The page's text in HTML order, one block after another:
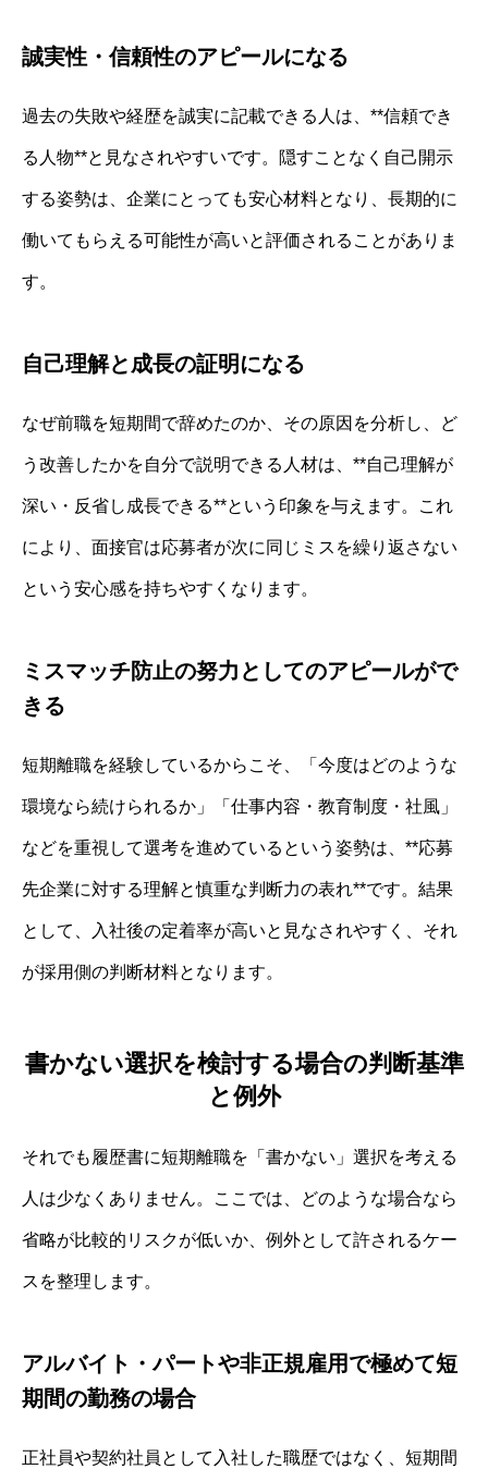
誠実性・信頼性のアピールになる
過去の失敗や経歴を誠実に記載できる人は、**信頼でき
る人物**と見なされやすいです。隠すことなく自己開示
する姿勢は、企業にとっても安心材料となり、長期的に
働いてもらえる可能性が高いと評価されることがありま
す。
自己理解と成長の証明になる
なぜ前職を短期間で辞めたのか、その原因を分析し、ど
う改善したかを自分で説明できる人材は、**自己理解が
深い・反省し成長できる**という印象を与えます。これ
により、面接官は応募者が次に同じミスを繰り返さない
という安心感を持ちやすくなります。
ミスマッチ防止の努力としてのアピールがで
きる
短期離職を経験しているからこそ、「今度はどのような
環境なら続けられるか」「仕事内容・教育制度・社風」
などを重視して選考を進めているという姿勢は、**応募
先企業に対する理解と慎重な判断力の表れ**です。結果
として、入社後の定着率が高いと見なされやすく、それ
が採用側の判断材料となります。
書かない選択を検討する場合の判断基準
と例外
それでも履歴書に短期離職を「書かない」選択を考える
人は少なくありません。ここでは、どのような場合なら
省略が比較的リスクが低いか、例外として許されるケー
スを整理します。
アルバイト・パートや非正規雇用で極めて短
期間の勤務の場合
正社員や契約社員として入社した職歴ではなく、短期間